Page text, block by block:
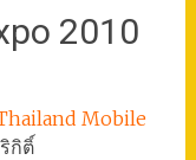
2010
Mobile
กิติ์